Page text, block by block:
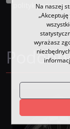
politykąNa naszej
wyrażasz